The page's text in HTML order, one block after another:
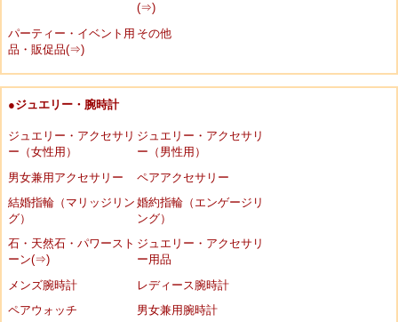
(⇒)
パーティー・イベント用
品・販促品(⇒)
その他
●ジュエリー・腕時計
ジュエリー・アクセサリ
ー（女性用）
ジュエリー・アクセサリ
ー（男性用）
男女兼用アクセサリー
ペアアクセサリー
結婚指輪（マリッジリン
グ）
婚約指輪（エンゲージリ
ング）
石・天然石・パワースト
ーン(⇒)
ジュエリー・アクセサリ
ー用品
メンズ腕時計
レディース腕時計
ペアウォッチ
男女兼用腕時計